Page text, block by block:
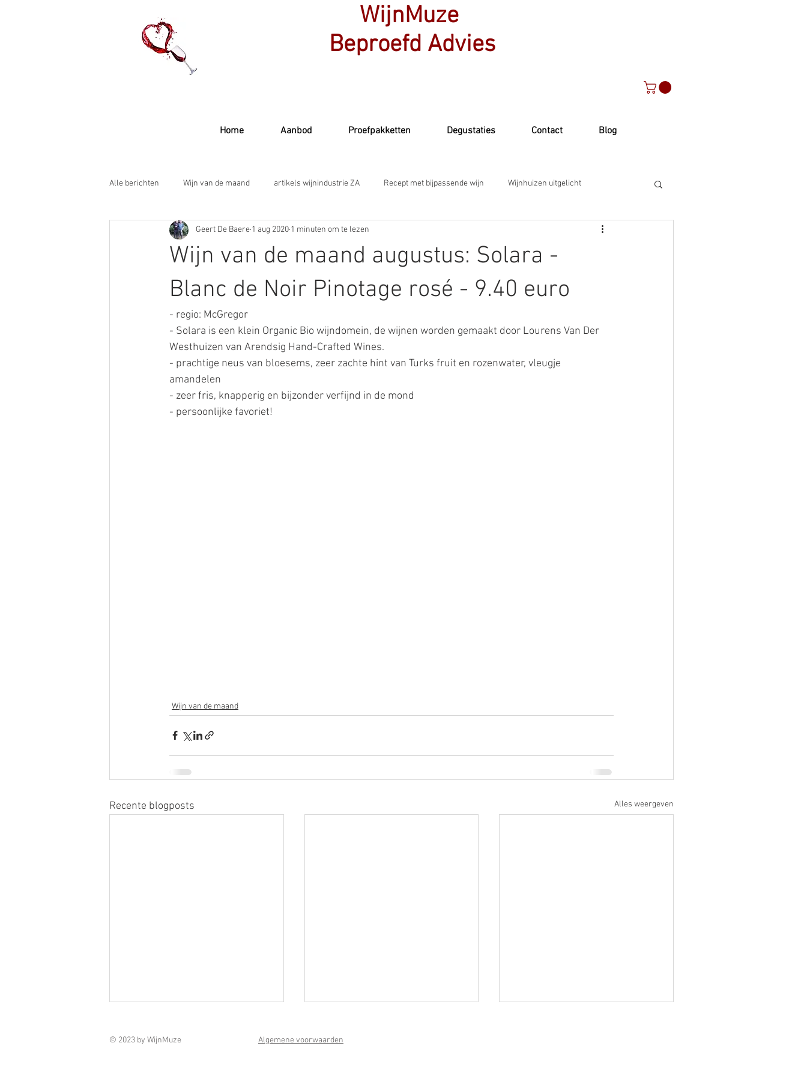
WijnMuze
Beproefd Advies
Home Aanbod Proefpakketten Degustaties Contact Blog
Alle berichten Wijn van de maand artikels wijnindustrie ZA Recept met bijpassende wijn Wijnhuizen uitgelicht
Wijn van de maand augustus: Solara -
Blanc de Noir Pinotage rosé - 9.40 euro
Geert De Baere 1 aug 2020 1 minuten om te lezen
- regio: McGregor
- Solara is een klein Organic Bio wijndomein, de wijnen worden gemaakt door Lourens Van Der
Westhuizen van Arendsig Hand-Crafted Wines.
- prachtige neus van bloesems, zeer zachte hint van Turks fruit en rozenwater, vleugje
amandelen
- zeer fris, knapperig en bijzonder verfijnd in de mond
- persoonlijke favoriet!
Wijn van de maand
Recente blogposts Alles weergeven
© 2023 by WijnMuze Algemene voorwaarden